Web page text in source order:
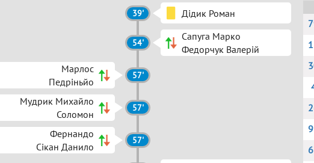
39' Дідик Роман
54'
Сапуга Марко
Федорчук Валерій
Марлос
Педріньйо
57'
Мудрик Михайло
Соломон
57'
Фернандо
Сікан Данило
57'